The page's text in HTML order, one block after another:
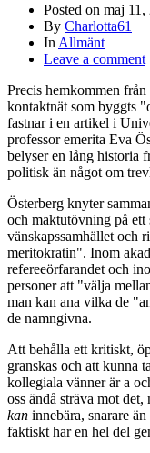
Posted on maj 11,
By Charlotta61
In Allmänt
Leave a comment
Precis hemkommen
kontaktnät som byggts
fastnar i en artikel i
professor emerita Eva
belyser en lång historia
politisk än något om
Österberg knyter
och maktutövning på ett
vänskapssamhället och
meritokratin". Inom
refereeörfarandet och
personer att "välja
man kan ana vilka de
de namngivna.
Att behålla ett kritiskt,
granskas och att kunna
kollegiala vänner är a
oss ändå sträva mot
kan innebära, snarare
faktiskt har en hel del